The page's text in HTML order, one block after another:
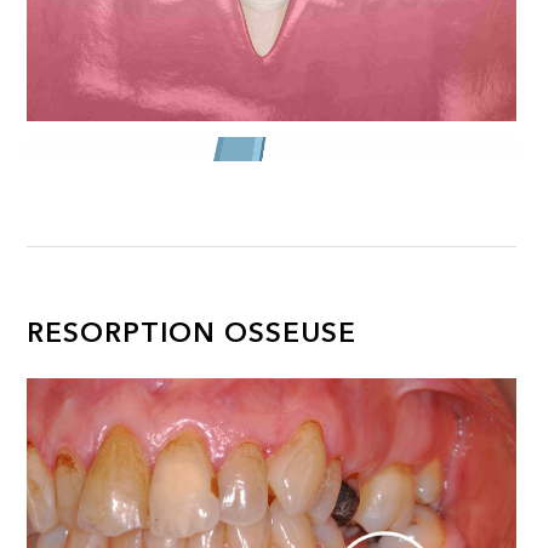
RESORPTION OSSEUSE